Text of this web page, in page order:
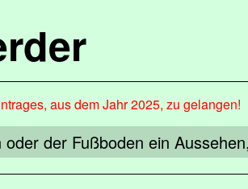
aus dem Jahr 2025, zu gelangen!
der Fußboden ein